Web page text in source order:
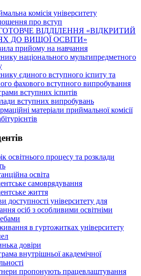
комісія університету
про вступ
ВІДДІЛЕННЯ «ВІДКРИТИЙ
ДО ВИЩОЇ ОСВІТИ»
прийому на навчання
національного мультипредметного
єдиного вступного іспиту та
фахового вступного випробування
вступних іспитів
вступних випробувань
матеріали приймальної комісії
освітнього процесу та розклади
освіта
самоврядування
життя
доступності університету для
осіб з особливими освітніми
в гуртожитках університету
довіри
внутрішньої академічної
пропонують працевлаштування